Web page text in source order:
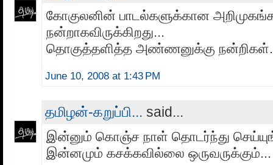
கோகுலனின் பாடல்களுக்கான
நன்றாகவிருக்கிறது...
தொகுத்தளித்த அண்ணனுக்கு
June 10, 2008 at 1:43 PM
தமிழன்-கறுப்பி... said...
இன்னும் கொஞ்ச நாள் தொடர்ந்து
இன்னமும் கசக்கவில்லை ஒருவருக்கும்...